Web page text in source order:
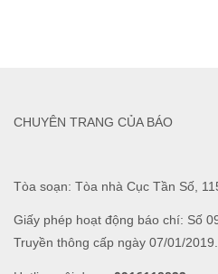
Tòa soạn: Tòa nhà Cục Tần Số,
Giấy phép hoạt động báo chí: Số
Truyền thông cấp ngày 07/01/2019.
CHUYÊN TRANG CỦA BÁO